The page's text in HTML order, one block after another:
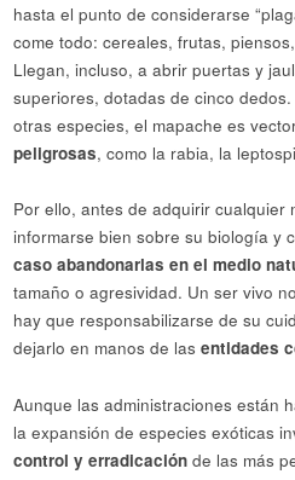
hasta el punto de considerarse
come todo: cereales, frutas,
Llegan, incluso, a abrir puertas y
superiores, dotadas de cinco
otras especies, el mapache es
peligrosas, como la rabia, la
Por ello, antes de adquirir cualquier
informarse bien sobre su biología y
caso abandonarlas en el medio
tamaño o agresividad. Un ser vivo
hay que responsabilizarse de su
dejarlo en manos de lasentidades
Aunque las administraciones están
la expansión de especies exóticas
control y erradicación de las más